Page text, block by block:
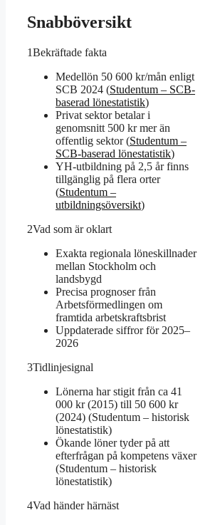
Snabböversikt
1Bekräftade fakta
Medellön 50 600 kr/mån enligt
SCB 2024 (Studentum – SCB-
baserad lönestatistik)
Privat sektor betalar i
genomsnitt 500 kr mer än
offentlig sektor (Studentum –
SCB-baserad lönestatistik)
YH-utbildning på 2,5 år finns
tillgänglig på flera orter
(Studentum –
utbildningsöversikt)
2Vad som är oklart
Exakta regionala löneskillnader
mellan Stockholm och
landsbygd
Precisa prognoser från
Arbetsförmedlingen om
framtida arbetskraftsbrist
Uppdaterade siffror för 2025–
2026
3Tidlinjesignal
Lönerna har stigit från ca 41
000 kr (2015) till 50 600 kr
(2024) (Studentum – historisk
lönestatistik)
Ökande löner tyder på att
efterfrågan på kompetens växer
(Studentum – historisk
lönestatistik)
4Vad händer härnäst